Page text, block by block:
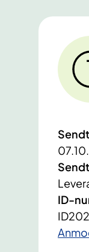
ID-